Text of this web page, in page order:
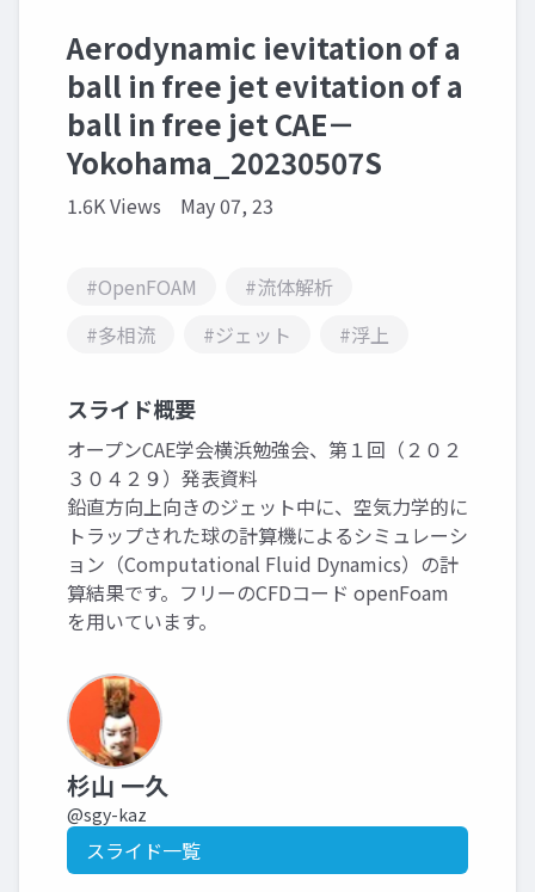
Aerodynamic ievitation of a
ball in free jet evitation of a
ball in free jet CAE－
Yokohama_20230507S
1.6K Views May 07, 23
#OpenFOAM
#流体解析
#多相流
#ジェット #浮上
スライド概要
オープンCAE学会横浜勉強会、第１回（２０２
３０４２９）発表資料
鉛直方向上向きのジェット中に、空気力学的に
トラップされた球の計算機によるシミュレーシ
ョン（Computational Fluid Dynamics）の計
算結果です。フリーのCFDコード openFoam
を用いています。
杉山 一久
@sgy-kaz
スライド一覧